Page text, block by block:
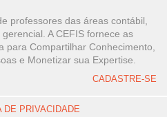
professores das áreas contábil,
A CEFIS fornece as
para Compartilhar Conhecimento,
e Monetizar sua Expertise.
CADASTRE-SE
DE PRIVACIDADE